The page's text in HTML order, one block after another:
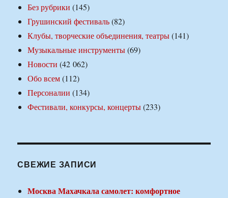
Без рубрики (145)
Грушинский фестиваль(82)
Клубы, творческие объединения, театры(141)
Музыкальные инструменты(69)
Новости (42 062)
Обо всем(112)
Персоналии (134)
Фестивали, конкурсы, концерты(233)
СВЕЖИЕ ЗАПИСИ
Москва Махачкала самолет: комфортное